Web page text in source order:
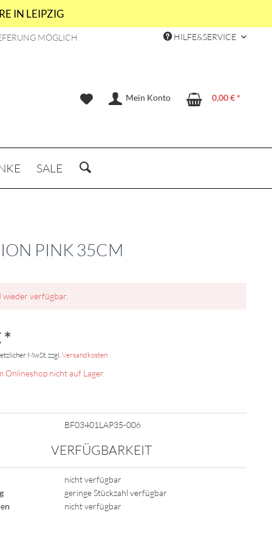
IN LEIPZIG
MÖGLICH HILFE&SERVICE
Mein Konto 0,00 € *
SALE
PINK 35CM
wieder verfügbar.
*
MwSt. zzgl.Versandkosten
Onlineshop nicht auf Lager.
BF03401LAP35-006
VERFÜGBARKEIT
nicht verfügbar
geringe Stückzahl verfügbar
nicht verfügbar